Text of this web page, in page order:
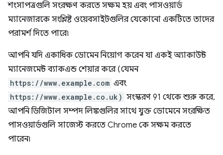
শংসাপত্রগুলি সংরক্ষণ করতে সক্ষম হয় এবং পাসওয়ার্ড
ম্যানেজারকে সংশ্লিষ্ট ওয়েবসাইটগুলির যেকোনো একটিতে তাদের
পরামর্শ দিতে পারে৷
আপনি যদি একাধিক ডোমেন নিয়োগ করেন যা একই অ্যাকাউন্ট
ম্যানেজমেন্ট ব্যাকএন্ড শেয়ার করে (যেমন
https://www.example.com এবং
https://www.example.co.uk) সংস্করণ 91 থেকে শুরু করে,
আপনি ডিজিটাল সম্পদ লিঙ্কগুলির সাথে যুক্ত ডোমেনে সংরক্ষিত
পাসওয়ার্ডগুলি সাজেস্ট করতে Chrome কে সক্ষম করতে
পারেন৷